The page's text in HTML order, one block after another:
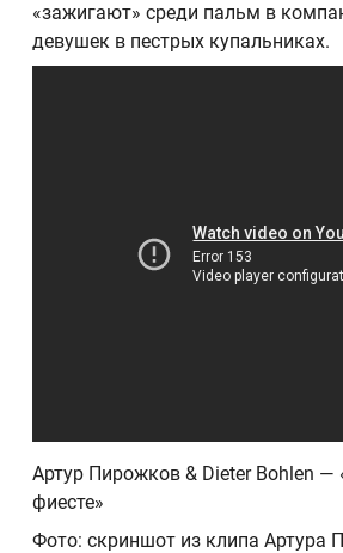
«зажигают» среди пальм в
девушек в пестрых купальниках.
Артур Пирожков & Dieter Bohlen —
фиесте»
Фото: скриншот из клипа Артура